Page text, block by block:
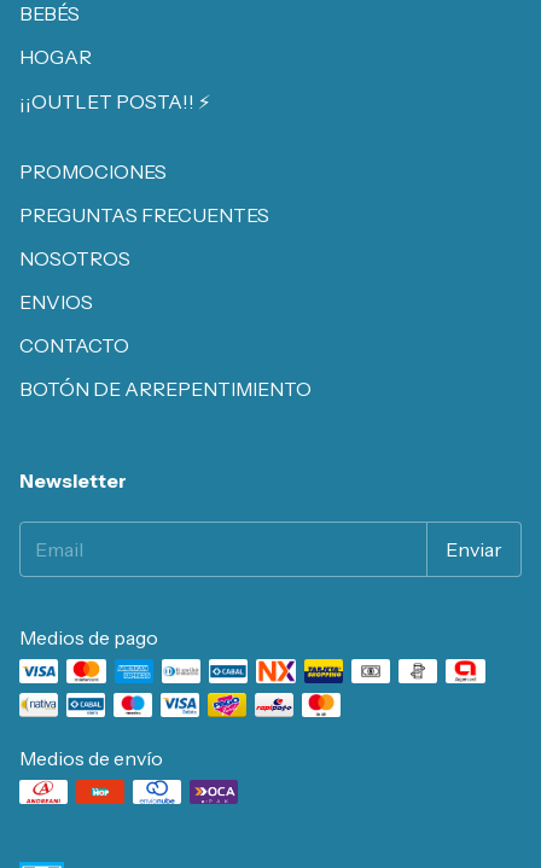
BEBÉS
HOGAR
¡¡OUTLET POSTA!! ⚡️
PROMOCIONES
PREGUNTAS FRECUENTES
NOSOTROS
ENVIOS
CONTACTO
BOTÓN DE ARREPENTIMIENTO
Newsletter
Medios de pago
Medios de envío